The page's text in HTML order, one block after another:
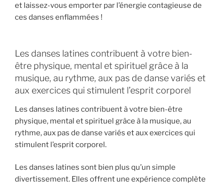
et laissez-vous emporter par l’énergie contagieuse de
ces danses enflammées !
Les danses latines contribuent à votre bien-
être physique, mental et spirituel grâce à la
musique, au rythme, aux pas de danse variés et
aux exercices qui stimulent l’esprit corporel
Les danses latines contribuent à votre bien-être
physique, mental et spirituel grâce à la musique, au
rythme, aux pas de danse variés et aux exercices qui
stimulent l’esprit corporel.
Les danses latines sont bien plus qu’un simple
divertissement. Elles offrent une expérience complète